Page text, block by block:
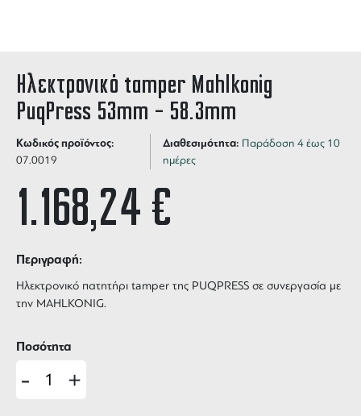
Ηλεκτρονικό tamper Mahlkonig
PuqPress 53mm – 58.3mm
Κωδικός προϊόντος:
07.0019
Διαθεσιμότητα: Παράδοση 4 έως 10
ημέρες
1.168,24€
Περιγραφή:
Ηλεκτρονικό πατητήρι tamper της PUQPRESS σε συνεργασία με
την MAHLKONIG.
Ποσότητα
- +